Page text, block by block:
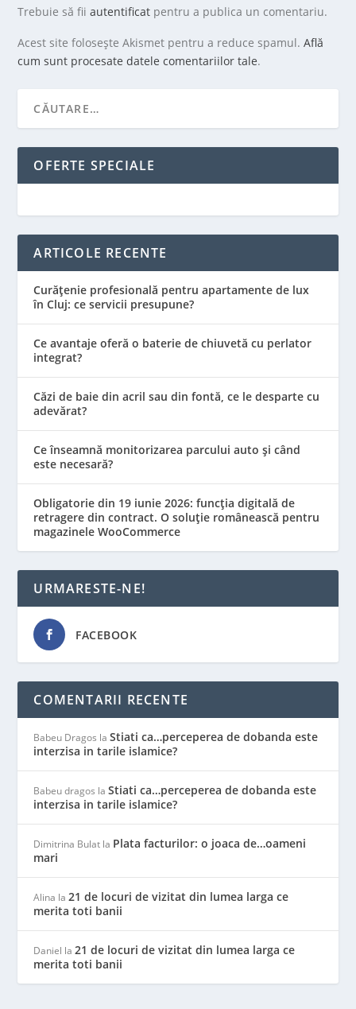
Trebuie să fiiautentificat pentru a publica un comentariu.
Acest site folosește Akismet pentru a reduce spamul.Află
cum sunt procesate datele comentariilor tale.
OFERTE SPECIALE
ARTICOLE RECENTE
Curățenie profesională pentru apartamente de lux
în Cluj: ce servicii presupune?
Ce avantaje oferă o baterie de chiuvetă cu perlator
integrat?
Căzi de baie din acril sau din fontă, ce le desparte cu
adevărat?
Ce înseamnă monitorizarea parcului auto și când
este necesară?
Obligatorie din 19 iunie 2026: funcția digitală de
retragere din contract. O soluție românească pentru
magazinele WooCommerce
URMARESTE-NE!
FACEBOOK
COMENTARII RECENTE
Babeu Dragos laStiati ca…perceperea de dobanda este
interzisa in tarile islamice?
Babeu dragos laStiati ca…perceperea de dobanda este
interzisa in tarile islamice?
Dimitrina Bulat la Plata facturilor: o joaca de…oameni
mari
Alina la21 de locuri de vizitat din lumea larga ce
merita toti banii
Daniel la21 de locuri de vizitat din lumea larga ce
merita toti banii